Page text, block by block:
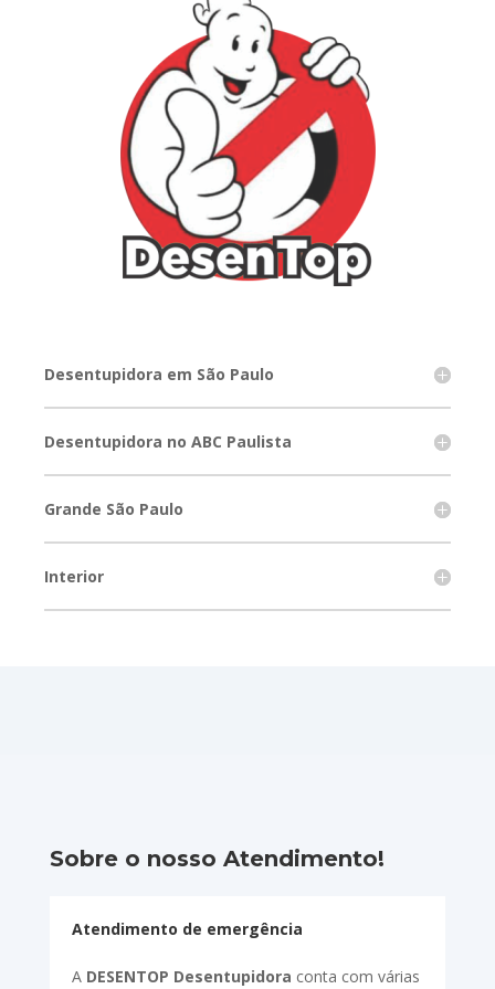
Desentupidora em São Paulo
Desentupidora no ABC Paulista
Grande São Paulo
Interior
Sobre o nosso Atendimento!
Atendimento de emergência
A DESENTOP Desentupidora conta com várias